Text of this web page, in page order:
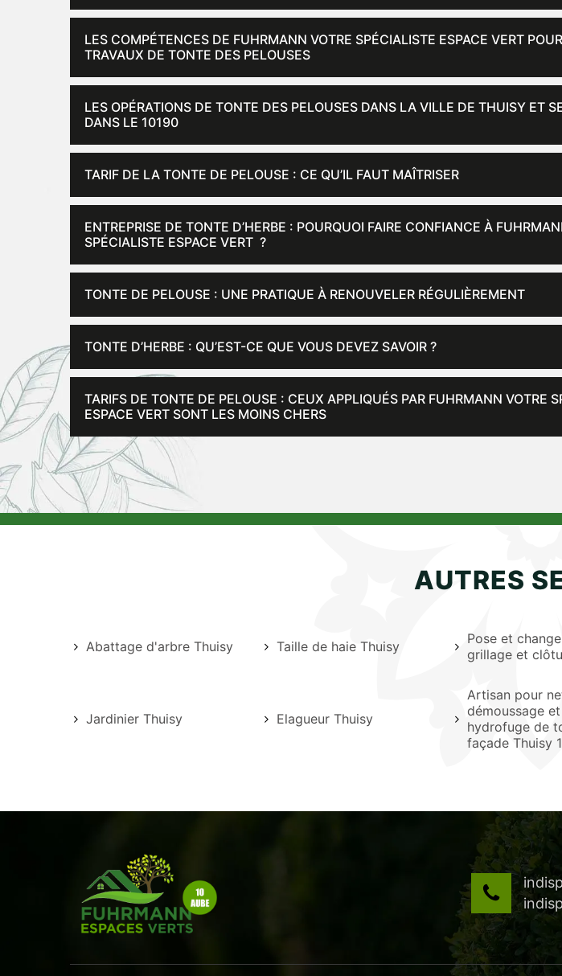
LES COMPÉTENCES DE FUHRMANN VOTRE SPÉCIALISTE ESPACE VERT
TRAVAUX DE TONTE DES PELOUSES
LES OPÉRATIONS DE TONTE DES PELOUSES DANS LA VILLE DE THUISY ET
DANS LE 10190
TARIF DE LA TONTE DE PELOUSE : CE QU’IL FAUT MAÎTRISER
ENTREPRISE DE TONTE D’HERBE : POURQUOI FAIRE CONFIANCE À
SPÉCIALISTE ESPACE VERT ?
TONTE DE PELOUSE : UNE PRATIQUE À RENOUVELER RÉGULIÈREMENT
TONTE D’HERBE : QU’EST-CE QUE VOUS DEVEZ SAVOIR ?
TARIFS DE TONTE DE PELOUSE : CEUX APPLIQUÉS PAR FUHRMANN VOTRE
ESPACE VERT SONT LES MOINS CHERS
AUTRES
Abattage d'arbre Thuisy Taille de haie Thuisy
Pose et
grillage et
Jardinier Thuisy Elagueur Thuisy
Artisan pour
démoussage et
hydrofuge de
façade Thuisy